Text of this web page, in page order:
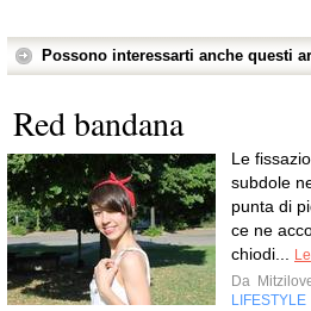
Possono interessarti anche questi
Red bandana
Le
subdole
punta di
ce ne
chiodi...
Da
LIFESTYLE